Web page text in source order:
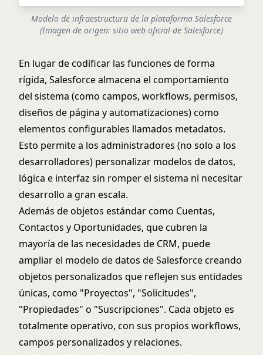
Modelo de infraestructura de la plataforma Salesforce
(Imagen de origen: sitio web oficial de Salesforce)
En lugar de codificar las funciones de forma
rígida, Salesforce almacena el comportamiento
del sistema (como campos, workflows, permisos,
diseños de página y automatizaciones) como
elementos configurables llamados metadatos.
Esto permite a los administradores (no solo a los
desarrolladores) personalizar modelos de datos,
lógica e interfaz sin romper el sistema ni necesitar
desarrollo a gran escala.
Además de objetos estándar como Cuentas,
Contactos y Oportunidades, que cubren la
mayoría de las necesidades de CRM, puede
ampliar el modelo de datos de Salesforce creando
objetos personalizados que reflejen sus entidades
únicas, como "Proyectos", "Solicitudes",
"Propiedades" o "Suscripciones". Cada objeto es
totalmente operativo, con sus propios workflows,
campos personalizados y relaciones.